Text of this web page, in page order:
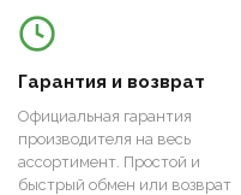
Гарантия и возврат
Официальная гарантия
производителя на весь
ассортимент. Простой и
быстрый обмен или возврат